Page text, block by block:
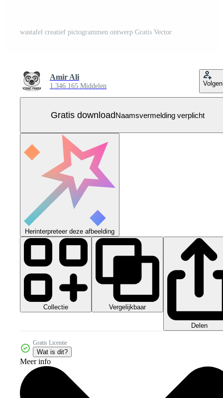
wastafel creatief pictogrammen ontwerp Gratis Vector
Amir Ali
1.346.165 Middelen Volgen
Gratis downloadNaamsvermelding verplicht
Herinterpreteer deze afbeelding
Collectie Vergelijkbaar
Delen
Gratis Licentie
Wat is dit?
Meer info